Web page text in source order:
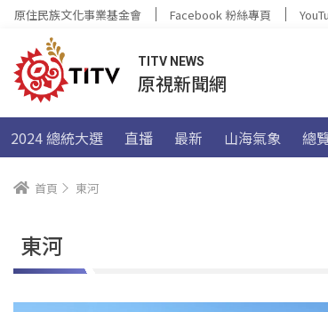
原住民族文化事業基金會 Facebook 粉絲專頁
TITV NEWS
原視新聞網
2024 總統大選 直播 最新 山海氣象 總
首頁 東河
東河